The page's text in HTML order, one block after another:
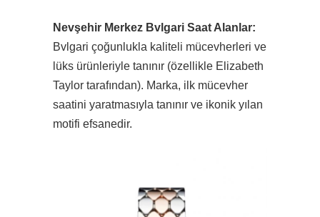
Nevşehir Merkez Bvlgari Saat Alanlar:
Bvlgari çoğunlukla kaliteli mücevherleri ve
lüks ürünleriyle tanınır (özellikle Elizabeth
Taylor tarafından). Marka, ilk mücevher
saatini yaratmasıyla tanınır ve ikonik yılan
motifi efsanedir.